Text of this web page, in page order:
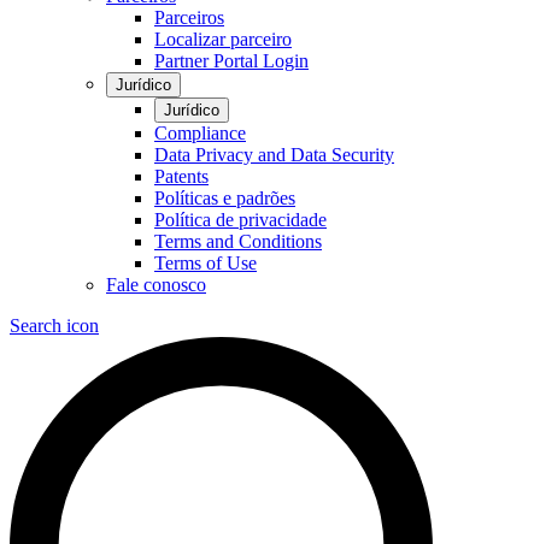
Parceiros
Localizar parceiro
Partner Portal Login
Jurídico
Jurídico
Compliance
Data Privacy and Data Security
Patents
Políticas e padrões
Política de privacidade
Terms and Conditions
Terms of Use
Fale conosco
Search icon